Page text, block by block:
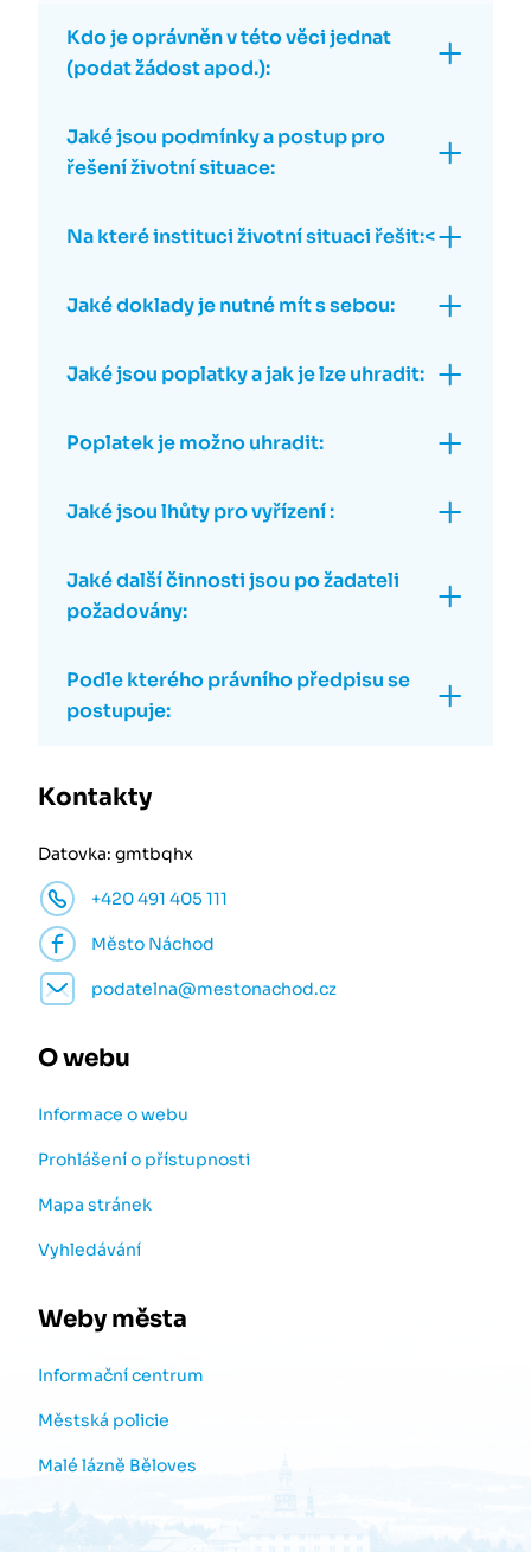
Kdo je oprávněn v této věci jednat
(podat žádost apod.):
Jaké jsou podmínky a postup pro
řešení životní situace:
Na které instituci životní situaci řešit:<
Jaké doklady je nutné mít s sebou:
Jaké jsou poplatky a jak je lze uhradit:
Poplatek je možno uhradit:
Jaké jsou lhůty pro vyřízení :
Jaké další činnosti jsou po žadateli
požadovány:
Podle kterého právního předpisu se
postupuje:
Kontakty
Datovka: gmtbqhx
+420 491 405 111
Město Náchod
podatelna@mestonachod.cz
O webu
Informace o webu
Prohlášení o přístupnosti
Mapa stránek
Vyhledávání
Weby města
Informační centrum
Městská policie
Malé lázně Běloves